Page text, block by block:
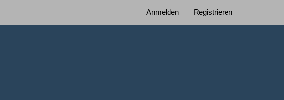
Anmelden Registrieren